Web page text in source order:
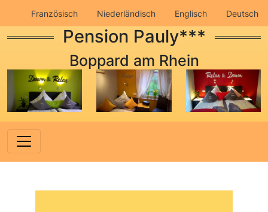
Französisch Niederländisch Englisch Deutsch
Impressum Datenschutz
Pension Pauly***
Boppard am Rhein